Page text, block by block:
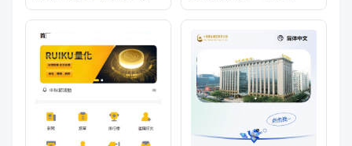
投资理财源码/前端
uniapp纯源码+后端php
长代理+充值返利+三级分
销/前端vue纯源码+后端
PHP